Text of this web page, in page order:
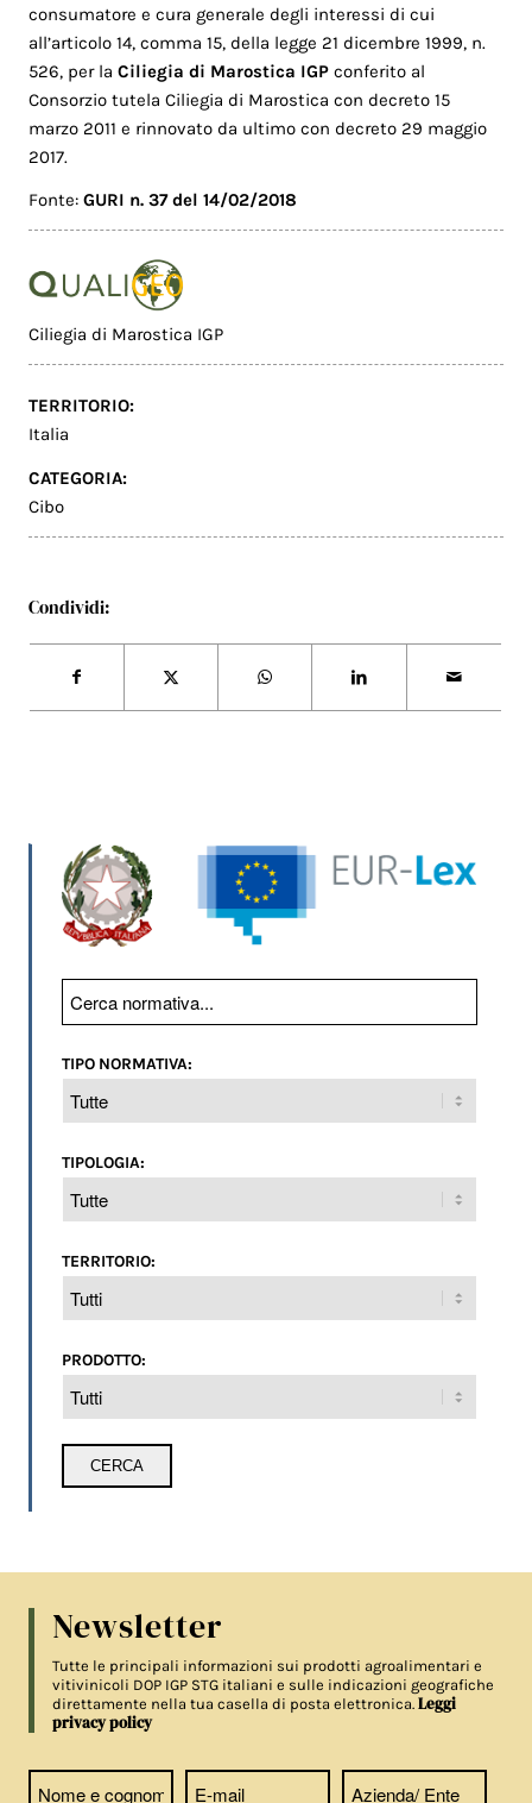
consumatore e cura generale degli interessi di cui
all’articolo 14, comma 15, della legge 21 dicembre 1999, n.
526, per laCiliegia di Marostica IGP conferito al
Consorzio tutela Ciliegia di Marostica con decreto 15
marzo 2011 e rinnovato da ultimo con decreto 29 maggio
2017.
Fonte:GURI n. 37 del 14/02/2018
Ciliegia di Marostica IGP
TERRITORIO:
Italia
CATEGORIA:
Cibo
Condividi:
TIPO NORMATIVA:
TIPOLOGIA:
TERRITORIO:
PRODOTTO:
Newsletter
Tutte le principali informazioni sui prodotti agroalimentari e
vitivinicoli DOP IGP STG italiani e sulle indicazioni geografiche
direttamente nella tua casella di posta elettronica.Leggi
privacy policy